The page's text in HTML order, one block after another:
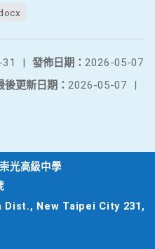
發佈日期： 2026-05-07
|
後更新日期： 2026-05-07 |
光高級中學
Dist., New Taipei City 231,